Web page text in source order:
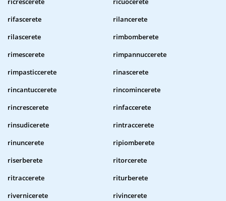
rifascerete
rilancerete
rilascerete
rimbomberete
rimescerete
rimpannuccerete
rimpasticcerete
rinascerete
rincantuccerete
rincomincerete
rincrescerete
rinfaccerete
rinsudicerete
rintraccerete
rinuncerete
ripiomberete
riserberete
ritorcerete
ritraccerete
riturberete
rivernicerete
rivincerete